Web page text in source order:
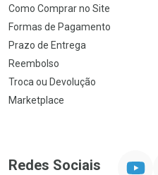
Como Comprar no Site
Formas de Pagamento
Prazo de Entrega
Reembolso
Troca ou Devolução
Marketplace
Redes Sociais